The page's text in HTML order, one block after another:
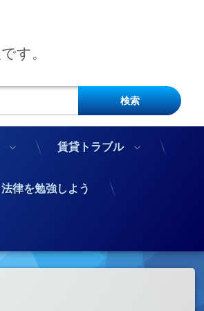
す。
検索:
賃貸トラブル
法律を勉強しよう